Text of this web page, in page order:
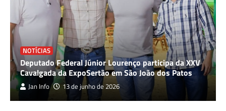
NOTÍCIAS
Deputado Federal Júnior Lourenço participa da XXV
Cavalgada da ExpoSertão em São João dos Patos
Jan Info 13 de junho de 2026